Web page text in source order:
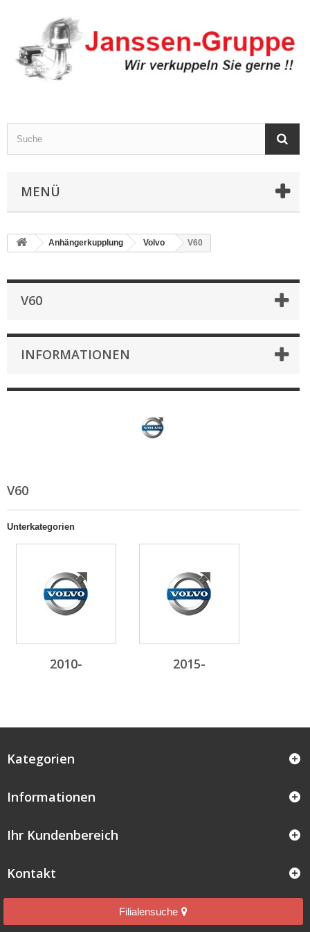
MENÜ
Anhängerkupplung Volvo V60
V60
INFORMATIONEN
V60
Unterkategorien
2010- 2015-
Kategorien
Informationen
Ihr Kundenbereich
Kontakt
Filialensuche